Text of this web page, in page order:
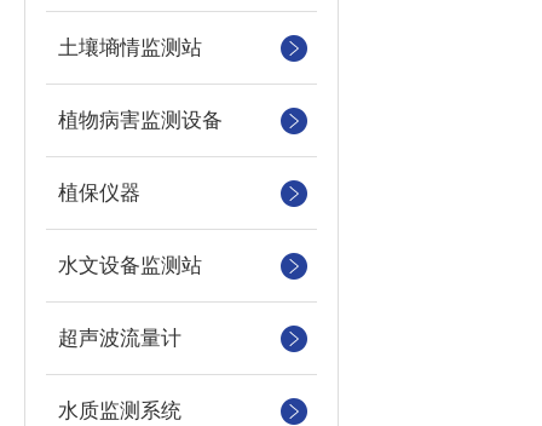
土壤墒情监测站
植物病害监测设备
植保仪器
水文设备监测站
超声波流量计
水质监测系统